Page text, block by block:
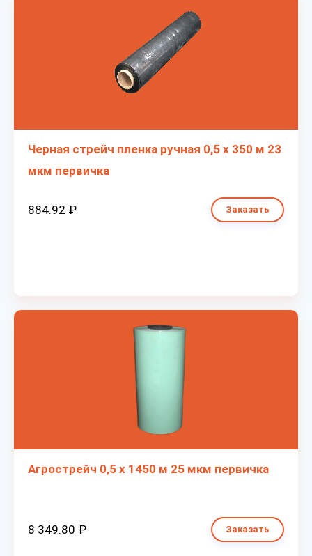
Черная стрейч пленка ручная 0,5 х 350 м 23
мкм первичка
884.92 ₽ Заказать
Агрострейч 0,5 х 1450 м 25 мкм первичка
8 349.80 ₽ Заказать